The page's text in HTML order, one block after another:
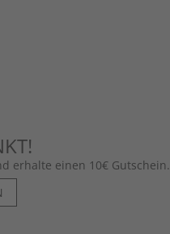
erhalte einen 10€ Gutschein.